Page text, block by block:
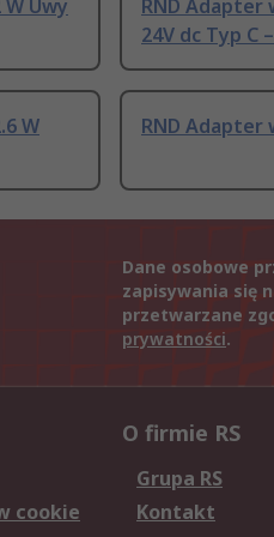
Uwy
RND Adapter
24V dc Typ C
W
RND Adapter
Dane osobowe
zapisywania się
przetwarzane
prywatności.
cookie
O firmie RS
Grupa RS
Kontakt